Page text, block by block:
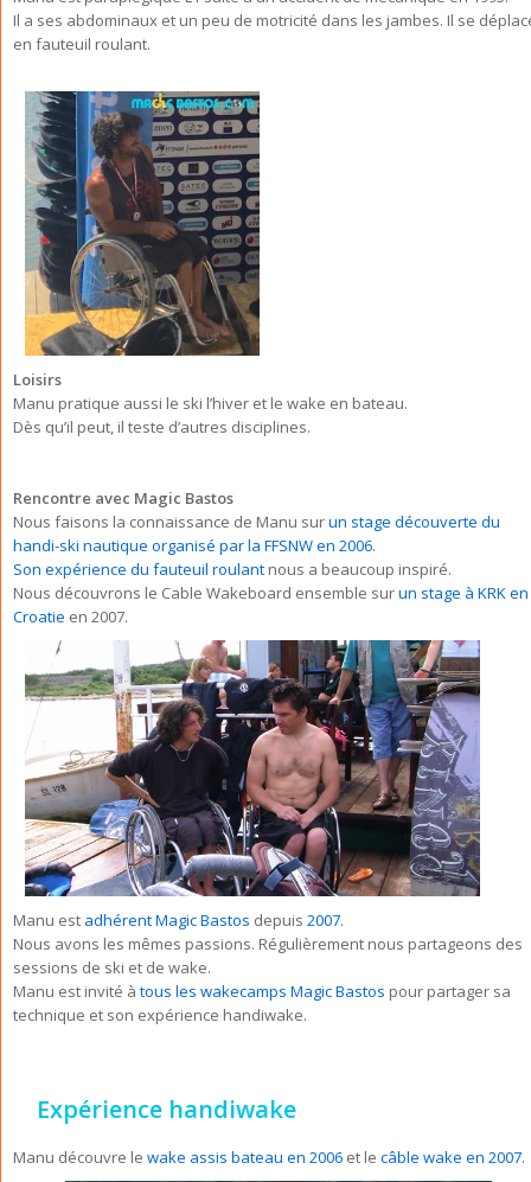
Il a ses abdominaux et un peu de motricité dans les jambes. Il se
en fauteuil roulant.
Loisirs
Manu pratique aussi le ski l’hiver et le wake en bateau.
Dès qu’il peut, il teste d’autres disciplines.
Rencontre avec Magic Bastos
Nous faisons la connaissance de Manu surun stage découverte du
handi-ski nautique organisé par la FFSNW en 2006.
Son expérience du fauteuil roulant nous a beaucoup inspiré.
Nous découvrons le Cable Wakeboard ensemble surun stage à KRK en
Croatie en 2007.
Manu est adhérent Magic Bastos depuis 2007.
Nous avons les mêmes passions. Régulièrement nous partageons des
sessions de ski et de wake.
Manu est invité à tous les wakecamps Magic Bastos pour partager sa
technique et son expérience handiwake.
Expérience handiwake
Manu découvre le wake assis bateau en 2006 et le câble wake en 2007.